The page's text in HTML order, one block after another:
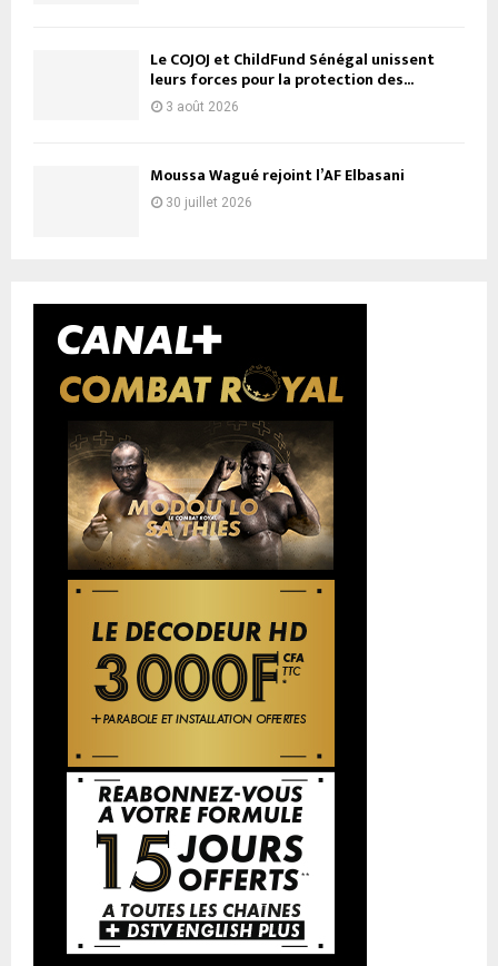
Le COJOJ et ChildFund Sénégal unissent
leurs forces pour la protection des...
3 août 2026
Moussa Wagué rejoint l’AF Elbasani
30 juillet 2026